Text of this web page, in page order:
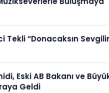
Tekli “Donacaksın
Eski AB Bakanı ve
Geldi